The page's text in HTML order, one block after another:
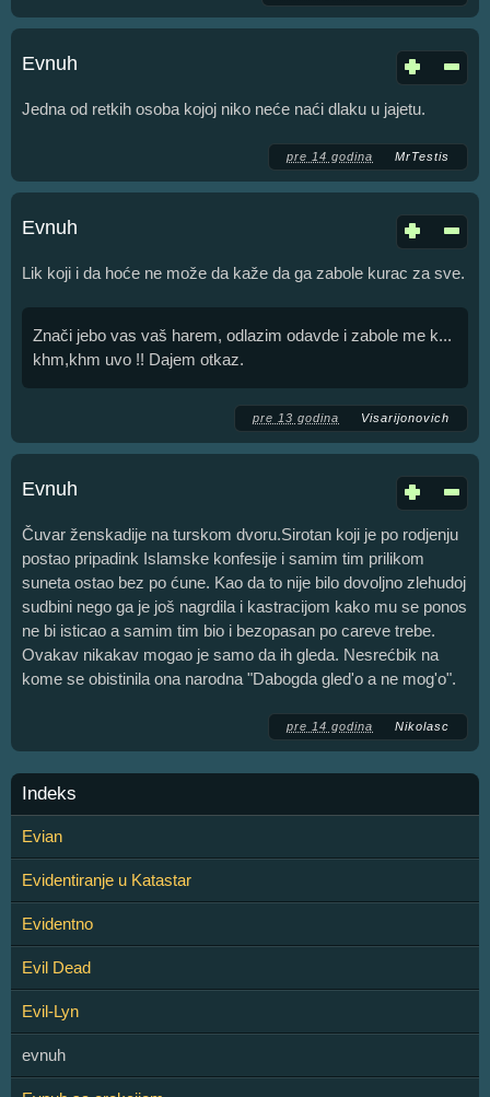
Evnuh
Jedna od retkih osoba kojoj niko neće naći dlaku u jajetu.
pre 14 godina MrTestis
Evnuh
Lik koji i da hoće ne može da kaže da ga zabole kurac za sve.
Znači jebo vas vaš harem, odlazim odavde i zabole me k...
khm,khm uvo !! Dajem otkaz.
pre 13 godina Visarijonovich
Evnuh
Čuvar ženskadije na turskom dvoru.Sirotan koji je po rodjenju
postao pripadink Islamske konfesije i samim tim prilikom
suneta ostao bez po ćune. Kao da to nije bilo dovoljno zlehudoj
sudbini nego ga je još nagrdila i kastracijom kako mu se ponos
ne bi isticao a samim tim bio i bezopasan po careve trebe.
Ovakav nikakav mogao je samo da ih gleda. Nesrećbik na
kome se obistinila ona narodna "Dabogda gled'o a ne mog'o".
pre 14 godina Nikolasc
Indeks
Evian
Evidentiranje u Katastar
Evidentno
Evil Dead
Evil-Lyn
evnuh